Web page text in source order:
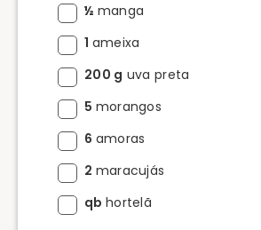
½ manga
1 ameixa
200 g uva preta
5 morangos
6 amoras
2 maracujás
qb hortelã